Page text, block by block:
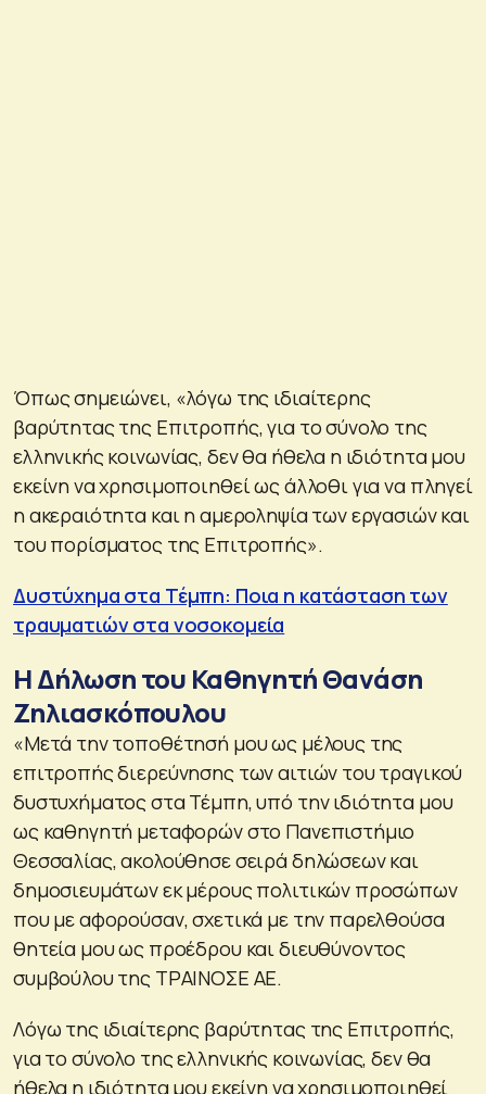
Όπως σημειώνει, «λόγω της ιδιαίτερης
βαρύτητας της Επιτροπής, για το σύνολο της
ελληνικής κοινωνίας, δεν θα ήθελα η ιδιότητα μου
εκείνη να χρησιμοποιηθεί ως άλλοθι για να πληγεί
η ακεραιότητα και η αμεροληψία των εργασιών και
του πορίσματος της Επιτροπής».
Δυστύχημα στα Τέμπη: Ποια η κατάσταση των
τραυματιών στα νοσοκομεία
Η Δήλωση του Καθηγητή Θανάση
Ζηλιασκόπουλου
«Μετά την τοποθέτησή μου ως μέλους της
επιτροπής διερεύνησης των αιτιών του τραγικού
δυστυχήματος στα Τέμπη, υπό την ιδιότητα μου
ως καθηγητή μεταφορών στο Πανεπιστήμιο
Θεσσαλίας, ακολούθησε σειρά δηλώσεων και
δημοσιευμάτων εκ μέρους πολιτικών προσώπων
που με αφορούσαν, σχετικά με την παρελθούσα
θητεία μου ως προέδρου και διευθύνοντος
συμβούλου της ΤΡΑΙΝΟΣΕ ΑΕ.
Λόγω της ιδιαίτερης βαρύτητας της Επιτροπής,
για το σύνολο της ελληνικής κοινωνίας, δεν θα
ήθελα η ιδιότητα μου εκείνη να χρησιμοποιηθεί